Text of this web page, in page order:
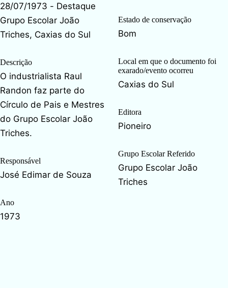
28/07/1973 - Destaque
Grupo Escolar João
Triches, Caxias do Sul
Descrição
O industrialista Raul
Randon faz parte do
Círculo de Pais e Mestres
do Grupo Escolar João
Triches.
Responsável
José Edimar de Souza
Ano
1973
Estado de conservação
Bom
Local em que o documento foi
exarado/evento ocorreu
Caxias do Sul
Editora
Pioneiro
Grupo Escolar Referido
Grupo Escolar João
Triches